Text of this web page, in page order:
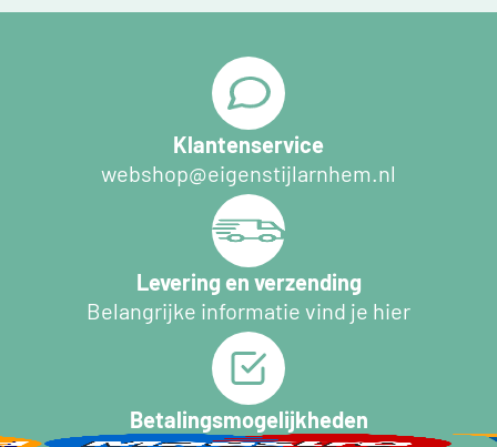
Klantenservice
webshop@eigenstijlarnhem.nl
Levering en verzending
Belangrijke informatie vind je hier
Betalingsmogelijkheden